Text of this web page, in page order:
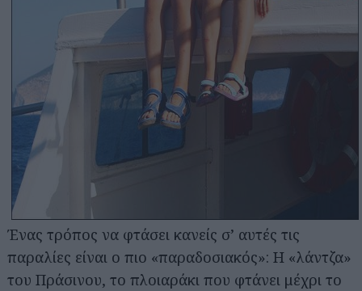
Ένας τρόπος να φτάσει κανείς σ’ αυτές τις
παραλίες είναι ο πιο «παραδοσιακός»: Η «λάντζα»
του Πράσινου, το πλοιαράκι που φτάνει μέχρι το